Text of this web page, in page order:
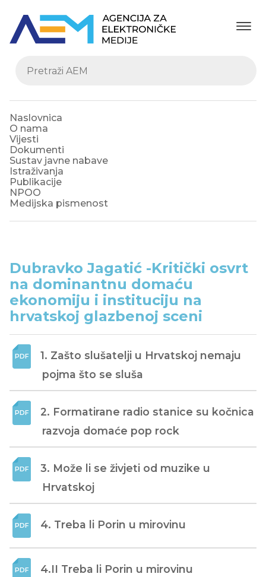
Naslovnica
O nama
Vijesti
Dokumenti
Sustav javne nabave
Istraživanja
Publikacije
NPOO
Medijska pismenost
Dubravko Jagatić -Kritički osvrt
na dominantnu domaću
ekonomiju i instituciju na
hrvatskoj glazbenoj sceni
1. Zašto slušatelji u Hrvatskoj nemaju
pojma što se sluša
2. Formatirane radio stanice su kočnica
razvoja domaće pop rock
3. Može li se živjeti od muzike u
Hrvatskoj
4. Treba li Porin u mirovinu
4.II Treba li Porin u mirovinu